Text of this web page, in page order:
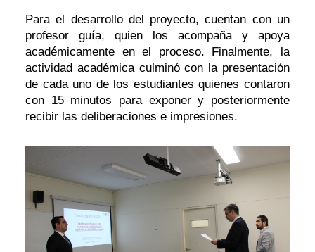
Para el desarrollo del proyecto, cuentan con un
profesor guía, quien los acompaña y apoya
académicamente en el proceso. Finalmente, la
actividad académica culminó con la presentación
de cada uno de los estudiantes quienes contaron
con 15 minutos para exponer y posteriormente
recibir las deliberaciones e impresiones.